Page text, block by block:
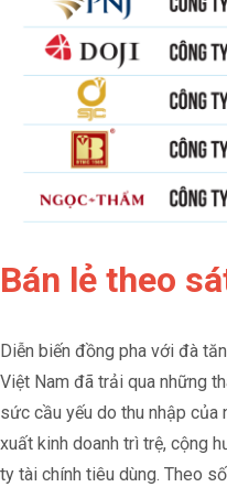
Bán lẻ theo
Diễn biến đồng pha với đà
Việt Nam đã trải qua những
sức cầu yếu do thu nhập
xuất kinh doanh trì trệ, cộng
ty tài chính tiêu dùng. Theo